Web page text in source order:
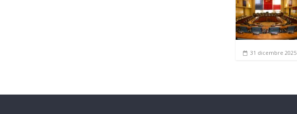
31 dicembre 2025